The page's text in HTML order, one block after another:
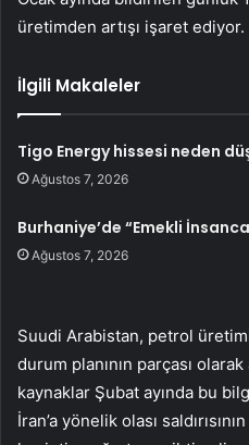
üretimden artışı işaret ediyor.
İlgili Makaleler
Tigo Energy hissesi neden
Ağustos 7, 2026
Burhaniye’de “Emekli
Ağustos 7, 2026
Suudi Arabistan, petrol
durum planının parçası olarak
kaynaklar Şubat ayında bu
İran’a yönelik olası